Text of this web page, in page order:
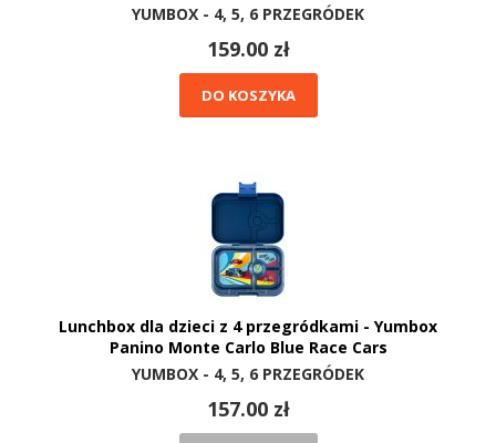
YUMBOX - 4, 5, 6 PRZEGRÓDEK
159.00 zł
DO KOSZYKA
Lunchbox dla dzieci z 4 przegródkami - Yumbox
Panino Monte Carlo Blue Race Cars
YUMBOX - 4, 5, 6 PRZEGRÓDEK
157.00 zł